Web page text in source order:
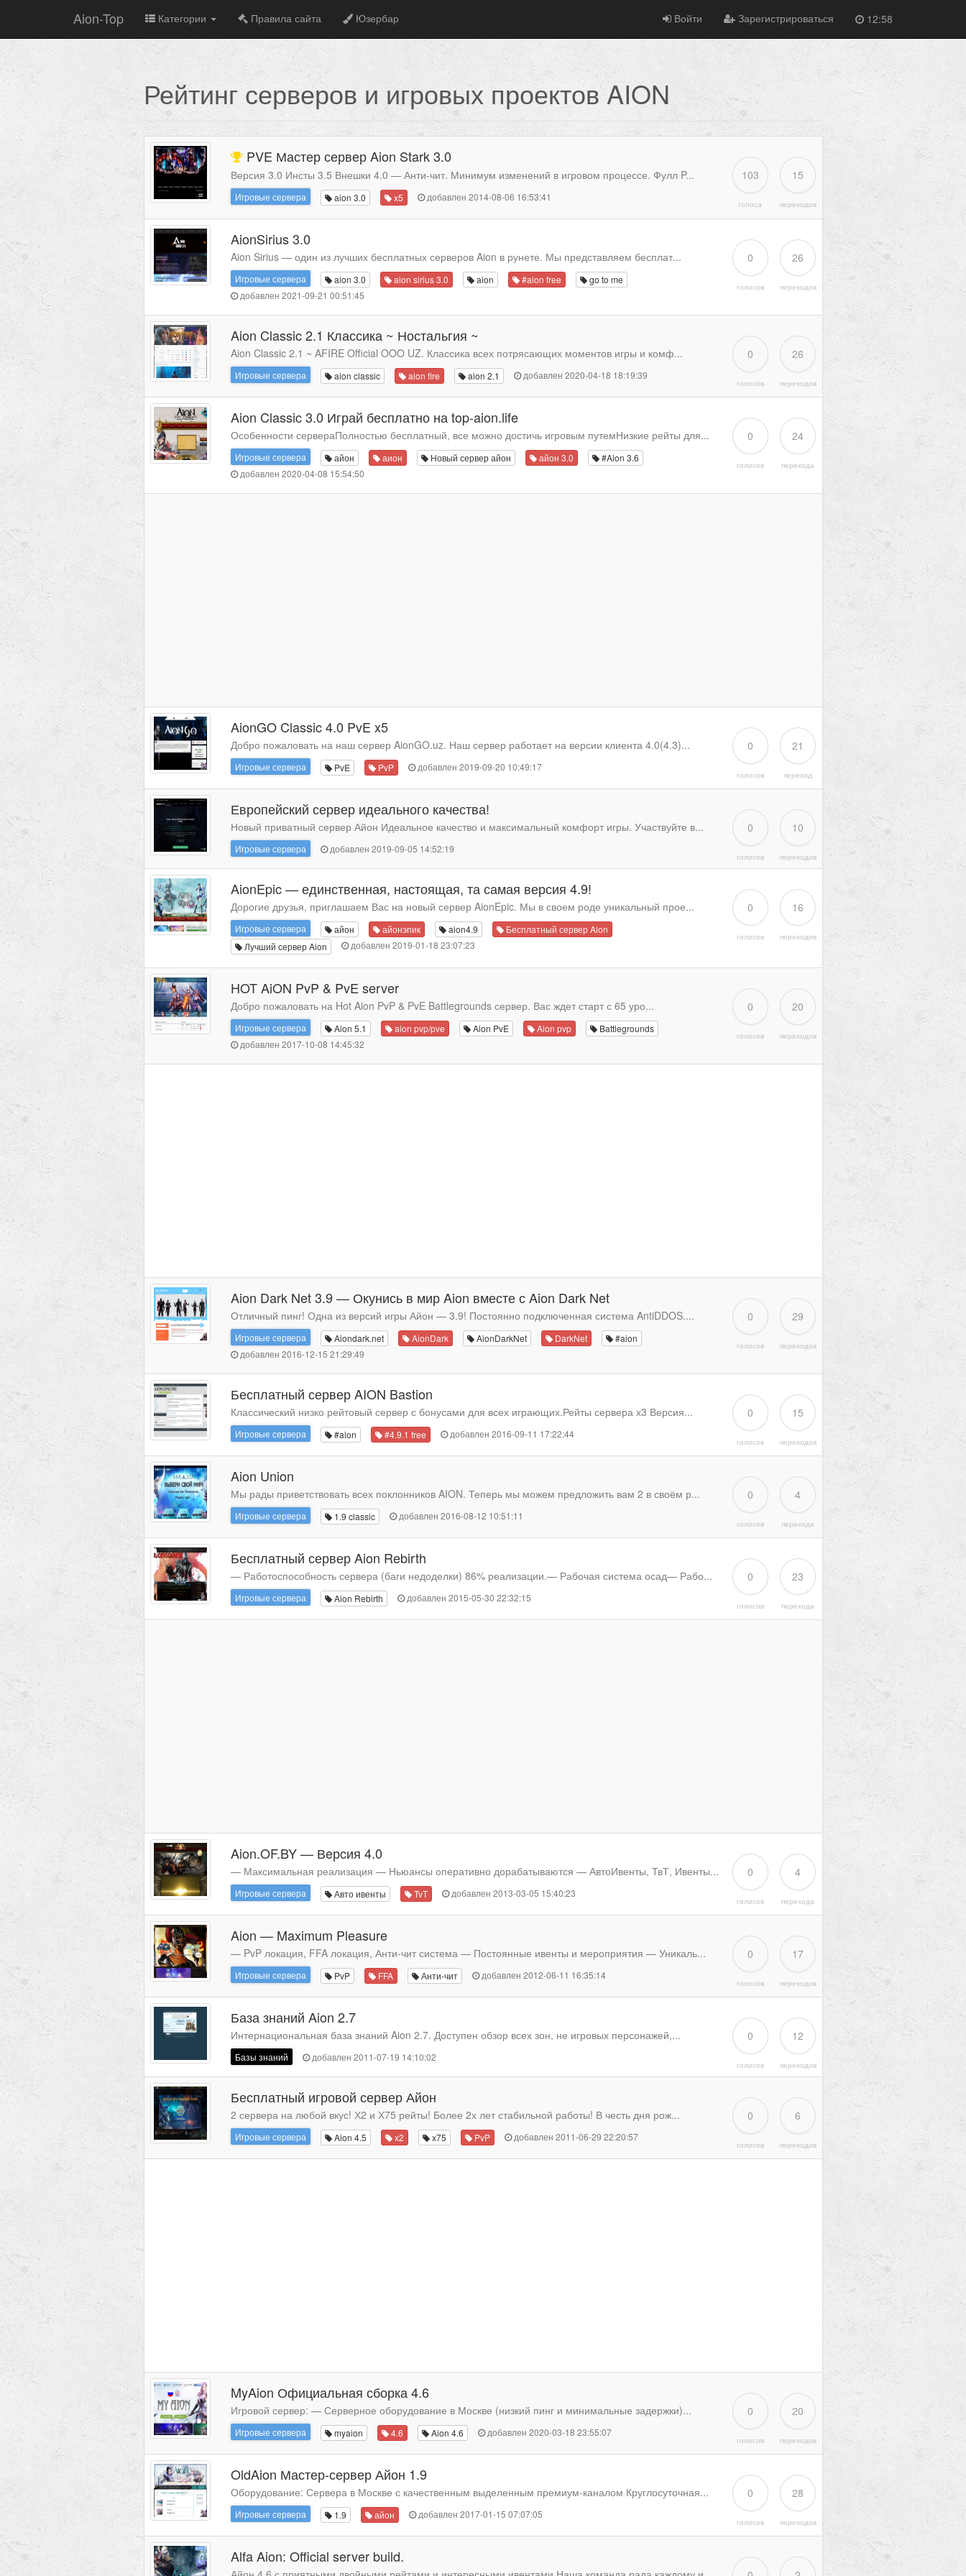
Aion-Top Категории Правила сайта Юзербар Войти Зарегистрироваться 12:58
Рейтинг серверов и игровых проектов AION
PVE Мастер сервер Aion Stark 3.0
Версия 3.0 Инсты 3.5 Внешки 4.0 — Анти-чит. Минимум изменений в игровом процессе. Фулл P...
Игровые сервера aion 3.0 x5 добавлен 2014-08-06 16:53:41
103
голоса
15
переходов
AionSirius 3.0
Aion Sirius — один из лучших бесплатных серверов Aion в рунете. Мы представляем бесплат...
Игровые сервера aion 3.0 aion sirius 3.0 aion #aion free
go to me
добавлен 2021-09-21 00:51:45
0
голосов
26
переходов
Aion Classic 2.1 Классика ~ Ностальгия ~
Aion Classic 2.1 ~ AFIRE Official OOO UZ. Классика всех потрясающих моментов игры и комф...
Игровые сервера aion classic aion fire aion 2.1 добавлен 2020-04-18 18:19:39
0
голосов
26
переходов
Aion Classic 3.0 Играй бесплатно на top-aion.life
Особенности сервераПолностью бесплатный, все можно достичь игровым путемНизкие рейты для...
Игровые сервера айон аион Новый сервер айон айон 3.0
#Aion 3.6
добавлен 2020-04-08 15:54:50
0
голосов
24
перехода
AionGO Classic 4.0 PvE x5
Добро пожаловать на наш сервер AionGO.uz. Наш сервер работает на версии клиента 4.0(4.3)...
Игровые сервера PvE PvP добавлен 2019-09-20 10:49:17
0
голосов
21
переход
Европейский сервер идеального качества!
Новый приватный сервер Айон Идеальное качество и максимальный комфорт игры. Участвуйте в...
Игровые сервера добавлен 2019-09-05 14:52:19
0
голосов
10
переходов
AionEpic — единственная, настоящая, та самая версия 4.9!
Дорогие друзья, приглашаем Вас на новый сервер AionEpic. Мы в своем роде уникальный прое...
Игровые сервера айон айонэпик aion4.9
Бесплатный сервер Aion
Лучший сервер Aion
добавлен 2019-01-18 23:07:23
0
голосов
16
переходов
HOT AiON PvP & PvE server
Добро пожаловать на Hot Aion PvP & PvE Battlegrounds сервер. Вас ждет старт с 65 уро...
Игровые сервера Aion 5.1 aion pvp/pve Aion PvE Aion pvp
Battlegrounds
добавлен 2017-10-08 14:45:32
0
голосов
20
переходов
Aion Dark Net 3.9 — Окунись в мир Aion вместе с Aion Dark Net
Отличный пинг! Одна из версий игры Айон — 3.9! Постоянно подключенная система AntiDDOS....
Игровые сервера Aiondark.net AionDark AionDarkNet DarkNet
#aion
добавлен 2016-12-15 21:29:49
0
голосов
29
переходов
Бесплатный сервер AION Bastion
Классический низко рейтовый сервер с бонусами для всех играющих.Рейты сервера х3 Версия...
Игровые сервера #aion #4.9.1 free добавлен 2016-09-11 17:22:44
0
голосов
15
переходов
Aion Union
Мы рады приветствовать всех поклонников AION. Теперь мы можем предложить вам 2 в своём р...
Игровые сервера 1.9 classic добавлен 2016-08-12 10:51:11
0
голосов
4
перехода
Бесплатный сервер Aion Rebirth
— Работоспособность сервера (баги недоделки) 86% реализации.— Рабочая система осад— Рабо...
Игровые сервера Aion Rebirth добавлен 2015-05-30 22:32:15
0
голосов
23
перехода
Aion.OF.BY — Вeрcия 4.0
— Максимальная реализация — Ньюансы оперативно дорабатываются — АвтоИвенты, ТвТ, Ивенты...
Игровые сервера Авто ивенты TvT добавлен 2013-03-05 15:40:23
0
голосов
4
перехода
Aion — Maximum Pleasure
— PvP локация, FFA локация, Анти-чит система — Постоянные ивенты и мероприятия — Уникаль...
Игровые сервера PvP FFA Анти-чит добавлен 2012-06-11 16:35:14
0
голосов
17
переходов
База знаний Aion 2.7
Интернациональная база знаний Aion 2.7. Доступен обзор всех зон, не игровых персонажей,...
Базы знаний добавлен 2011-07-19 14:10:02
0
голосов
12
переходов
Бесплатный игровой сервер Айон
2 сервера на любой вкус! Х2 и Х75 рейты! Более 2х лет стабильной работы! В честь дня рож...
Игровые сервера Aion 4.5 x2 x75 PvP добавлен 2011-06-29 22:20:57
0
голосов
6
переходов
MyAion Официальная сборка 4.6
Игровой сервер: — Серверное оборудование в Москве (низкий пинг и минимальные задержки)...
Игровые сервера myaion 4.6 Aion 4.6 добавлен 2020-03-18 23:55:07
0
голосов
20
переходов
OldAion Мастер-сервер Айон 1.9
Оборудование: Сервера в Москве с качественным выделенным премиум-каналом Круглосуточная...
Игровые сервера 1.9 айон добавлен 2017-01-15 07:07:05
0
голосов
28
переходов
Alfa Aion: Official server build.